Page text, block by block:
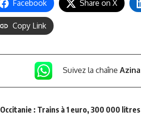
Facebook
Share on X
Copy Link
Suivez la chaîne
Occitanie : Trains à 1 euro, 300 000